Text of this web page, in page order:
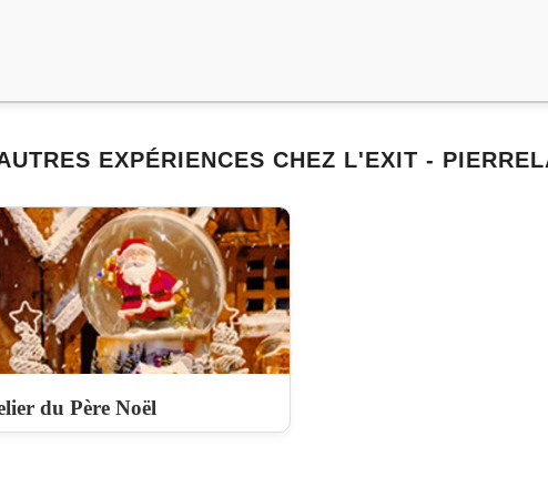
EXPÉRIENCES CHEZ L'EXIT -
du Père Noël